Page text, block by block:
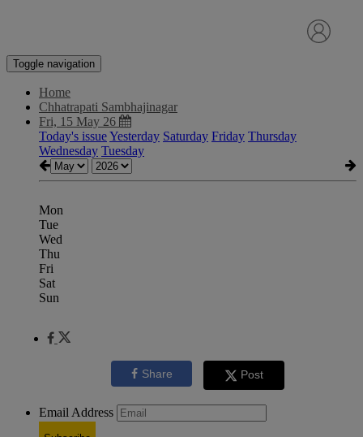
Toggle navigation
Home
Chhatrapati Sambhajinagar
Fri, 15 May 26
Today's issueYesterday Saturday Friday Thursday
Wednesday Tuesday
Mon
Tue
Wed
Thu
Fri
Sat
Sun
Share Post
Email Address